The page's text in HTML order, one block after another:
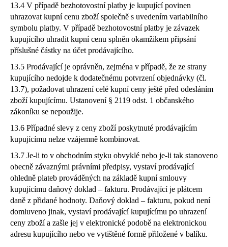
13.4 V případě bezhotovostní platby je kupující povinen
uhrazovat kupní cenu zboží společně s uvedením variabilního
symbolu platby. V případě bezhotovostní platby je závazek
kupujícího uhradit kupní cenu splněn okamžikem připsání
příslušné částky na účet prodávajícího.
13.5 Prodávající je oprávněn, zejména v případě, že ze strany
kupujícího nedojde k dodatečnému potvrzení objednávky (čl.
13.7), požadovat uhrazení celé kupní ceny ještě před odesláním
zboží kupujícímu. Ustanovení § 2119 odst. 1 občanského
zákoníku se nepoužije.
13.6 Případné slevy z ceny zboží poskytnuté prodávajícím
kupujícímu nelze vzájemně kombinovat.
13.7 Je-li to v obchodním styku obvyklé nebo je-li tak stanoveno
obecně závaznými právními předpisy, vystaví prodávající
ohledně plateb prováděných na základě kupní smlouvy
kupujícímu daňový doklad – fakturu. Prodávající je plátcem
daně z přidané hodnoty. Daňový doklad – fakturu, pokud není
domluveno jinak, vystaví prodávající kupujícímu po uhrazení
ceny zboží a zašle jej v elektronické podobě na elektronickou
adresu kupujícího nebo ve vytištěné formě přiložené v balíku.